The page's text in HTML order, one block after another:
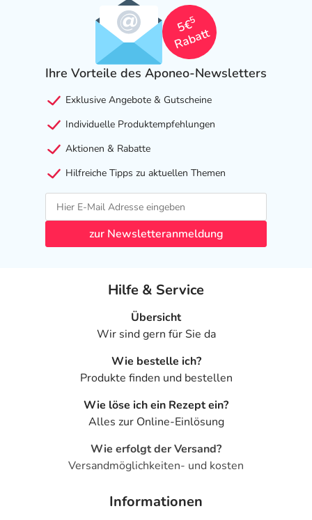
5€
5
Rabatt
Ihre Vorteile des Aponeo-Newsletters
Exklusive Angebote & Gutscheine
Individuelle Produktempfehlungen
Aktionen & Rabatte
Hilfreiche Tipps zu aktuellen Themen
zur Newsletteranmeldung
Hilfe & Service
Übersicht
Wir sind gern für Sie da
Wie bestelle ich?
Produkte finden und bestellen
Wie löse ich ein Rezept ein?
Alles zur Online-Einlösung
Wie erfolgt der Versand?
Versandmöglichkeiten- und kosten
Informationen